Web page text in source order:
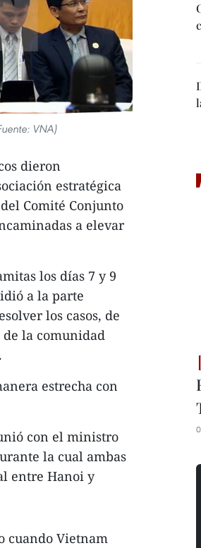
VNA)
dieron
estratégica
Comité Conjunto
a elevar
los días 7 y 9
a la parte
los casos, de
de la comunidad
estrecha con
con el ministro
la cual ambas
entre Hanoi y
cuando Vietnam